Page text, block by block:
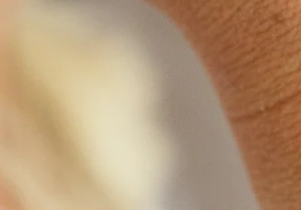
Samstag - Sonntag : 8:30 - 13:00 Uhr